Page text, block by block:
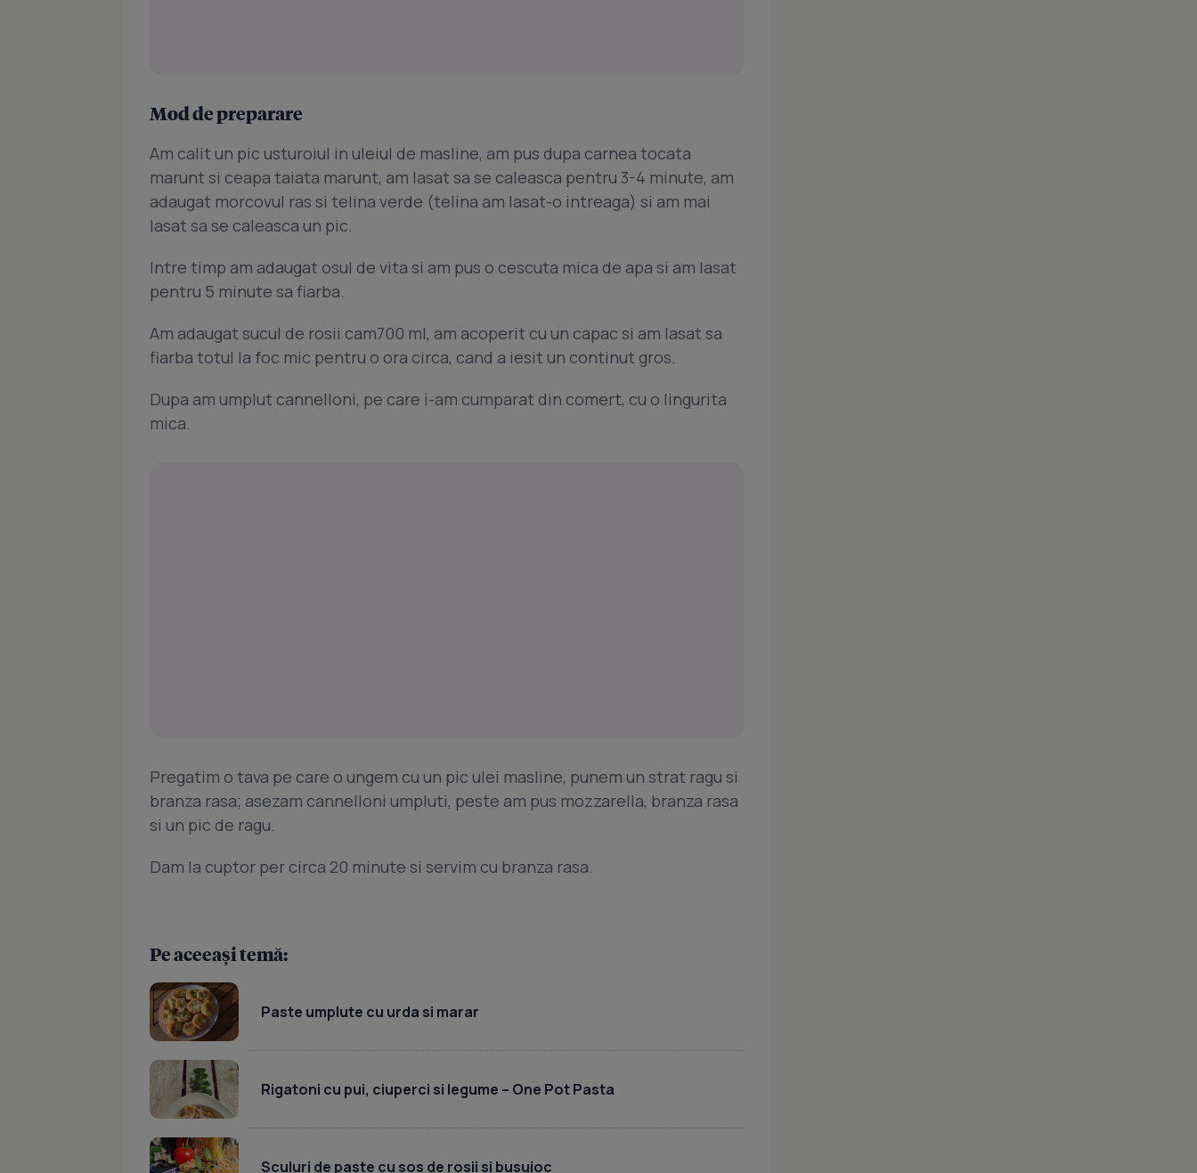
Mod de preparare
Am calit un pic usturoiul in uleiul de masline, am pus dupa carnea tocata
marunt si ceapa taiata marunt, am lasat sa se caleasca pentru 3-4 minute, am
adaugat morcovul ras si telina verde (telina am lasat-o intreaga) si am mai
lasat sa se caleasca un pic.
Intre timp am adaugat osul de vita si am pus o cescuta mica de apa si am lasat
pentru 5 minute sa fiarba.
Am adaugat sucul de rosii cam700 ml, am acoperit cu un capac si am lasat sa
fiarba totul la foc mic pentru o ora circa, cand a iesit un continut gros.
Dupa am umplut cannelloni, pe care i-am cumparat din comert, cu o lingurita
mica.
Pregatim o tava pe care o ungem cu un pic ulei masline, punem un strat ragu si
branza rasa; asezam cannelloni umpluti, peste am pus mozzarella, branza rasa
si un pic de ragu.
Dam la cuptor per circa 20 minute si servim cu branza rasa.
Pe aceeași temă:
Paste umplute cu urda si marar
Rigatoni cu pui, ciuperci si legume – One Pot Pasta
Sculuri de paste cu sos de rosii si busuioc